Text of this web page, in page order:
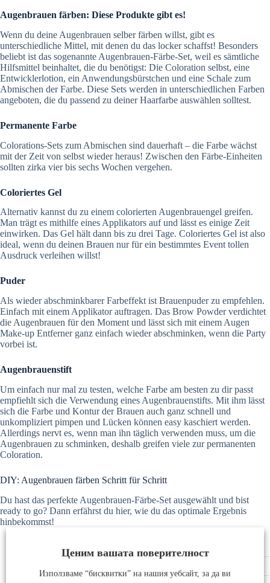
Augenbrauen färben: Diese Produkte gibt es!
Wenn du deine Augenbrauen selber färben willst, gibt es
unterschiedliche Mittel, mit denen du das locker schaffst! Besonders
beliebt ist das sogenannte Augenbrauen-Färbe-Set, weil es sämtliche
Hilfsmittel beinhaltet, die du benötigst: Die Coloration selbst, eine
Entwicklerlotion, ein Anwendungsbürstchen und eine Schale zum
Abmischen der Farbe. Diese Sets werden in unterschiedlichen Farben
angeboten, die du passend zu deiner Haarfarbe auswählen solltest.
Permanente Farbe
Colorations-Sets zum Abmischen sind dauerhaft – die Farbe wächst
mit der Zeit von selbst wieder heraus! Zwischen den Färbe-Einheiten
sollten zirka vier bis sechs Wochen vergehen.
Coloriertes Gel
Alternativ kannst du zu einem colorierten Augenbrauengel greifen.
Man trägt es mithilfe eines Applikators auf und lässt es einige Zeit
einwirken. Das Gel hält dann bis zu drei Tage. Coloriertes Gel ist also
ideal, wenn du deinen Brauen nur für ein bestimmtes Event tollen
Ausdruck verleihen willst!
Puder
Als wieder abschminkbarer Farbeffekt ist Brauenpuder zu empfehlen.
Einfach mit einem Applikator auftragen. Das Brow Powder verdichtet
die Augenbrauen für den Moment und lässt sich mit einem Augen
Make-up Entferner ganz einfach wieder abschminken, wenn die Party
vorbei ist.
Augenbrauenstift
Um einfach nur mal zu testen, welche Farbe am besten zu dir passt
empfiehlt sich die Verwendung eines Augenbrauenstifts. Mit ihm lässt
sich die Farbe und Kontur der Brauen auch ganz schnell und
unkompliziert pimpen und Lücken können easy kaschiert werden.
Allerdings nervt es, wenn man ihn täglich verwenden muss, um die
Augenbrauen zu schminken, deshalb greifen viele zur permanenten
Coloration.
DIY: Augenbrauen färben Schritt für Schritt
Du hast das perfekte Augenbrauen-Färbe-Set ausgewählt und bist
ready to go? Dann erfährst du hier, wie du das optimale Ergebnis
hinbekommst!
Reinige das Gesicht und vor allem die Augenpartie gründlich
Ценим вашата поверителност
Използваме “бисквитки” на нашия уебсайт, за да ви